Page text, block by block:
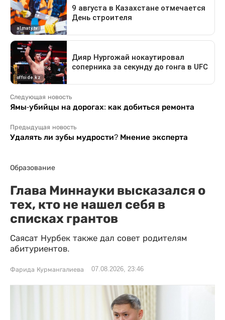
Следующая новость
Ямы-убийцы на дорогах: как добиться ремонта
Предыдущая новость
Удалять ли зубы мудрости? Мнение эксперта
Образование
Глава Миннауки высказался о
тех, кто не нашел себя в
списках грантов
Саясат Нурбек также дал совет родителям
абитуриентов.
Фарида Курмангалиева 07.08.2026, 23:46